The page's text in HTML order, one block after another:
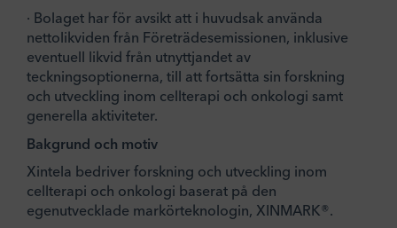
· Bolaget har för avsikt att i huvudsak använda
nettolikviden från Företrädesemissionen, inklusive
eventuell likvid från utnyttjandet av
teckningsoptionerna, till att fortsätta sin forskning
och utveckling inom cellterapi och onkologi samt
generella aktiviteter.
Bakgrund och motiv
Xintela bedriver forskning och utveckling inom
cellterapi och onkologi baserat på den
egenutvecklade markörteknologin, XINMARK®.